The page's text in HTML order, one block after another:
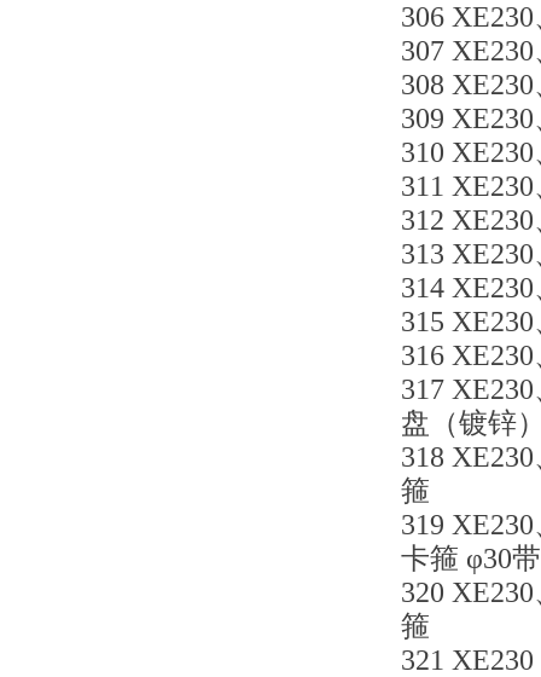
306
307
308
309
310
311
312
313
314
315
316
317
盘（镀锌
318
箍
319
卡箍 φ30
320
箍
321